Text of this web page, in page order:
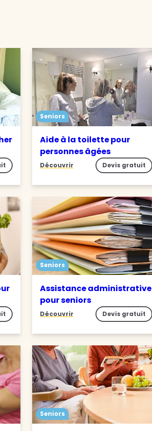
Seniors
Aide à la toilette pour
personnes âgées
Découvrir Devis gratuit
Seniors
Assistance administrative
pour seniors
Découvrir Devis gratuit
Seniors